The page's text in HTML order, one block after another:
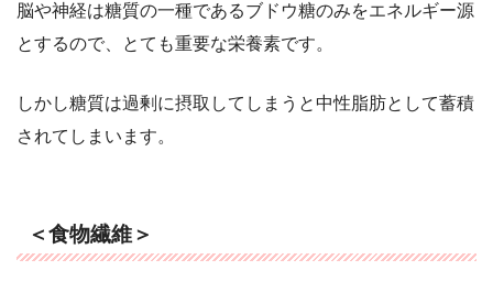
脳や神経は糖質の一種であるブドウ糖のみをエネルギー源
とするので、とても重要な栄養素です。
しかし糖質は過剰に摂取してしまうと中性脂肪として蓄積
されてしまいます。
＜食物繊維＞